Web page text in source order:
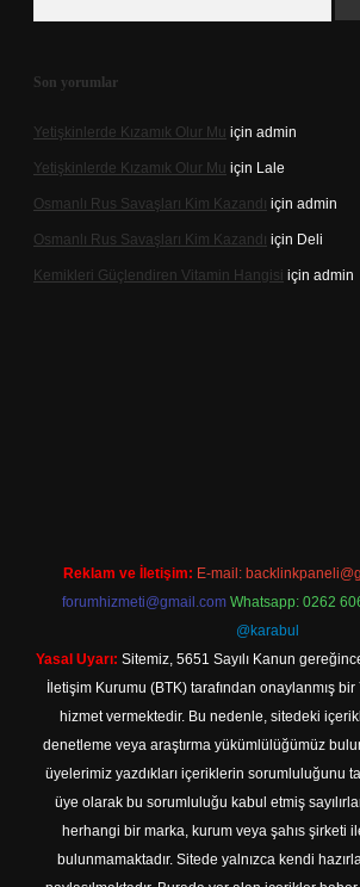
Son yorumlar
Yetişkinlerde Kızamık Olur Mu için admin
Yetişkinlerde Kızamık Olur Mu için Lale
Osmanlı Rus Savaşları Kim Kazandı için admin
Osmanlı Rus Savaşları Kim Kazandı için Deli
Kemikleri Güçlendiren Vitamin Hangisi için admin
Reklam ve İletişim: E-mail:
forumhizmeti@gmail.com Whatsapp: 0262
@karabul
Yasal Uyarı: Sitemiz, 5651 Sayılı Kanun
İletişim Kurumu (BTK) tarafından onaylanmış bir
hizmet vermektedir. Bu nedenle, sitedeki
denetleme veya araştırma yükümlülüğümüz
üyelerimiz yazdıkları içeriklerin sorumluluğunu
üye olarak bu sorumluluğu kabul etmiş
herhangi bir marka, kurum veya şahıs şirketi
bulunmamaktadır. Sitede yalnızca kendi